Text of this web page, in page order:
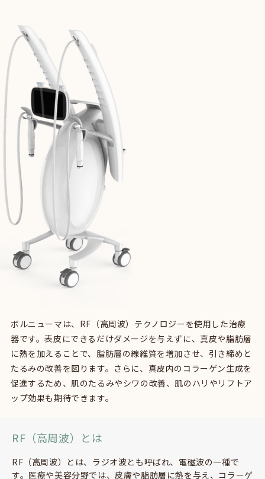
ボルニューマは、RF（高周波）テクノロジーを使用した治療
器です。表皮にできるだけダメージを与えずに、真皮や脂肪層
に熱を加えることで、脂肪層の線維質を増加させ、引き締めと
たるみの改善を図ります。さらに、真皮内のコラーゲン生成を
促進するため、肌のたるみやシワの改善、肌のハリやリフトア
ップ効果も期待できます。
RF（高周波）とは
RF（高周波）とは、ラジオ波とも呼ばれ、電磁波の一種で
す。医療や美容分野では、皮膚や脂肪層に熱を与え、コラーゲ